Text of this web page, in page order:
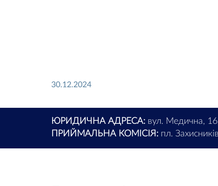
30.12.2024
ЮРИДИЧНА АДРЕСА: вул. Медична,
ПРИЙМАЛЬНА КОМІСІЯ: пл.